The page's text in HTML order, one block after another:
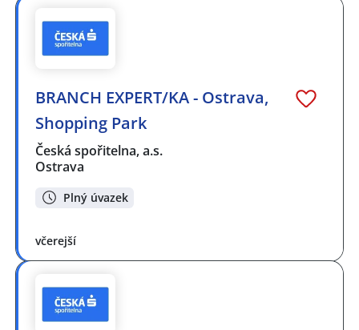
BRANCH EXPERT/KA - Ostrava,
Shopping Park
Česká spořitelna, a.s.
Ostrava
Plný úvazek
včerejší